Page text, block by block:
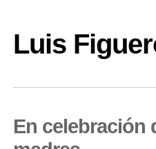
Luis
En celebración